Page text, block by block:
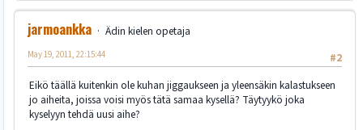
jarmoankka
Ädin kielen opetaja
#2
May 19, 2011, 22:15:44
Eikö täällä kuitenkin ole kuhan jiggaukseen ja yleensäkin kalastukseen
jo aiheita, joissa voisi myös tätä samaa kysellä? Täytyykö joka
kyselyyn tehdä uusi aihe?